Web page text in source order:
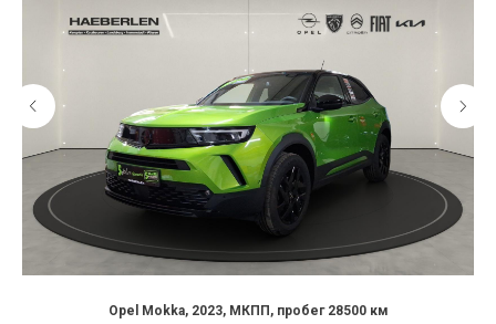
Opel Mokka, 2023, МКПП, пробег 28500 км